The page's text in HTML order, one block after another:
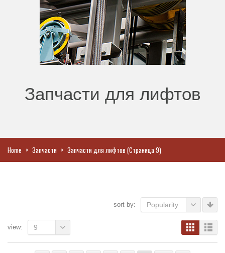
Запчасти для лифтов
Home > Запчасти > Запчасти для лифтов (Страница 9)
sort by: Popularity
view: 9